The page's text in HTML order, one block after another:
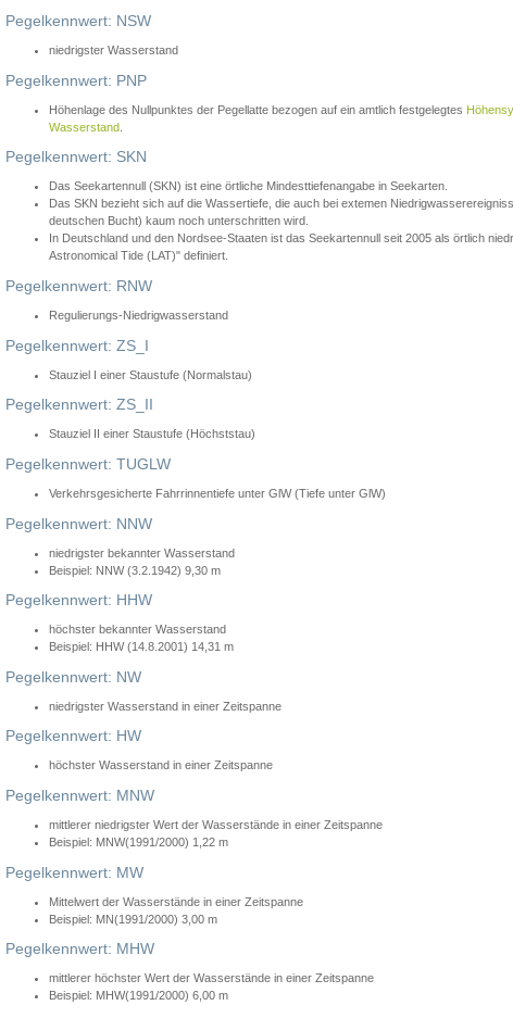
Pegelkennwert: NSW
niedrigster Wasserstand
Pegelkennwert: PNP
Höhenlage des Nullpunktes der Pegellatte bezogen auf ein amtlich festgelegtes
Wasserstand
Pegelkennwert: SKN
Das Seekartennull (SKN) ist eine örtliche Mindesttiefenangabe in Seekarten.
Das SKN bezieht sich auf die Wassertiefe, die auch bei extemen
deutschen Bucht) kaum noch unterschritten wird.
In Deutschland und den Nordsee-Staaten ist das Seekartennull seit 2005 als örtlich
Astronomical Tide (LAT)" definiert.
Pegelkennwert: RNW
Regulierungs-Niedrigwasserstand
Pegelkennwert: ZS_I
Stauziel I einer Staustufe (Normalstau)
Pegelkennwert: ZS_II
Stauziel II einer Staustufe (Höchststau)
Pegelkennwert: TUGLW
Verkehrsgesicherte Fahrrinnentiefe unter GlW (Tiefe unter GlW)
Pegelkennwert: NNW
niedrigster bekannter Wasserstand
Beispiel: NNW (3.2.1942) 9,30 m
Pegelkennwert: HHW
höchster bekannter Wasserstand
Beispiel: HHW (14.8.2001) 14,31 m
Pegelkennwert: NW
niedrigster Wasserstand in einer Zeitspanne
Pegelkennwert: HW
höchster Wasserstand in einer Zeitspanne
Pegelkennwert: MNW
mittlerer niedrigster Wert der Wasserstände in einer Zeitspanne
Beispiel: MNW(1991/2000) 1,22 m
Pegelkennwert: MW
Mittelwert der Wasserstände in einer Zeitspanne
Beispiel: MN(1991/2000) 3,00 m
Pegelkennwert: MHW
mittlerer höchster Wert der Wasserstände in einer Zeitspanne
Beispiel: MHW(1991/2000) 6,00 m